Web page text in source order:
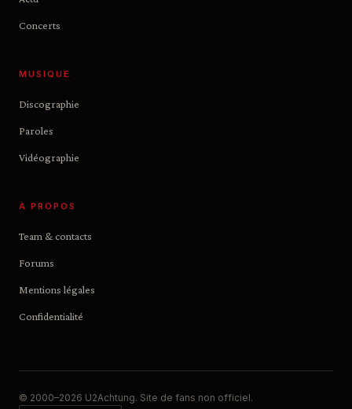
Concerts
MUSIQUE
Discographie
Paroles
Vidéographie
À PROPOS
Team & contacts
Forums
Mentions légales
Confidentialité
© 2000–2026 U2Achtung. Site de fans non officiel.